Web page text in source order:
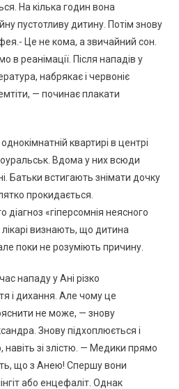
На кілька годин вона
пустотливу дитину. Потім знову
Це не кома, а звичайний сон.
реанімації. Після нападів у
набрякає і червоніє
— починає плакати
квартирі в центрі
Вдома у них всюди
Батьки встигають знімати дочку
прокидається.
діагноз «гіперсомнія неясного
визнають, що дитина
поки не розуміють причину.
нападу у Ані різко
і дихання. Але чому це
не може, — знову
Знову підхоплюється і
навіть зі злістю. — Медики прямо
що з Анею! Спершу вони
або енцефаліт. Однак